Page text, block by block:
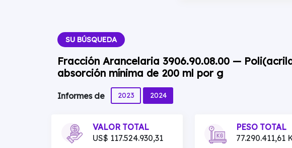
SU BÚSQUEDA
Fracción Arancelaria 3906.90.08.00 —
absorción mínima de 200 ml por g
Informes de 2023 2024
VALOR TOTAL
US$ 117.524.930,31
PESO TOTAL
77.290.411,61